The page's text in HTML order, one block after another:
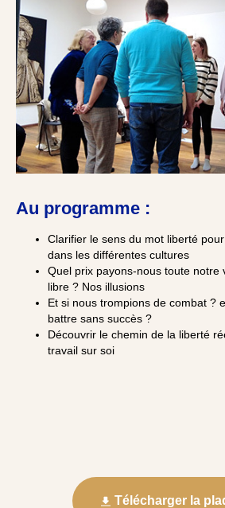
Au programme :
Clarifier le sens du mot liberté
dans les différentes cultures
Quel prix payons-nous toute notre
libre ? Nos illusions
Et si nous trompions de combat ?
battre sans succès ?
Découvrir le chemin de la liberté
travail sur soi
Télécharger la